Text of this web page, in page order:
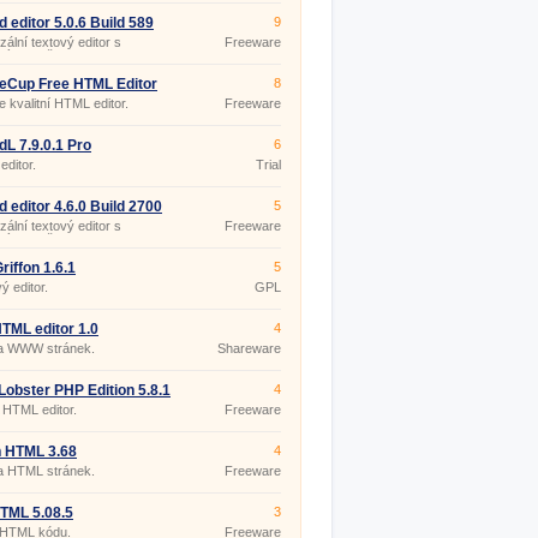
editor 5.0.6 Build 589
textový editor s
možnostmi
9
Freeware
Free HTML Editor
kvalitní HTML editor.
8
Freeware
7.9.0.1 Pro
6
Trial
editor 4.6.0 Build 2700
textový editor s
možnostmi
5
Freeware
1.6.1
editor.
5
GPL
editor 1.0
WWW stránek.
4
Shareware
PHP Edition 5.8.1
editor.
4
Freeware
HTML 3.68
HTML stránek.
4
Freeware
5.08.5
kódu.
3
Freeware